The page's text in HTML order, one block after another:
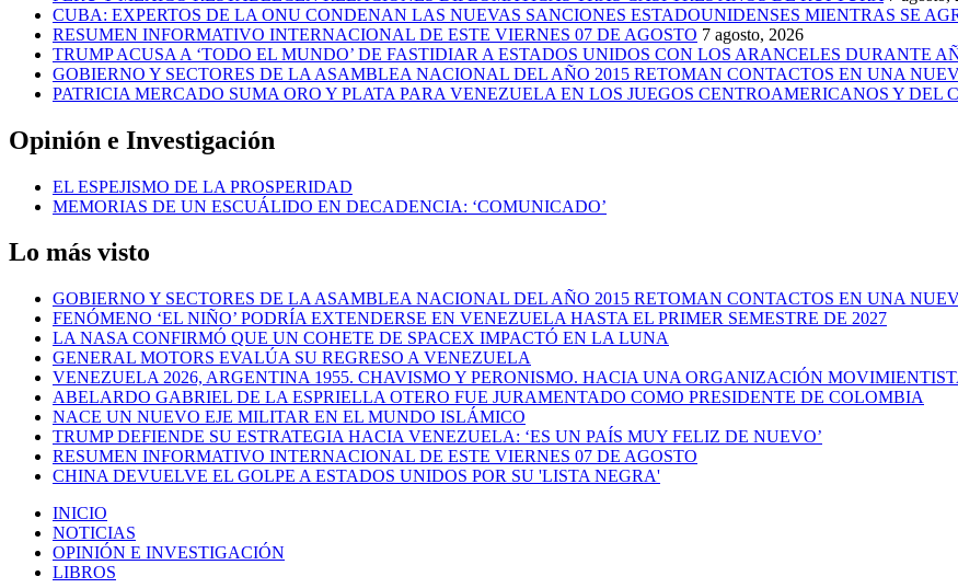
CUBA: EXPERTOS DE LA ONU CONDENAN LAS NUEVAS SANCIONES ESTADOUNIDENSES MIENTRAS SE
RESUMEN INFORMATIVO INTERNACIONAL DE ESTE VIERNES 07 DE AGOSTO 7 agosto, 2026
TRUMP ACUSA A ‘TODO EL MUNDO’ DE FASTIDIAR A ESTADOS UNIDOS CON LOS ARANCELES DURANTE
GOBIERNO Y SECTORES DE LA ASAMBLEA NACIONAL DEL AÑO 2015 RETOMAN CONTACTOS EN UNA
PATRICIA MERCADO SUMA ORO Y PLATA PARA VENEZUELA EN LOS JUEGOS CENTROAMERICANOS Y DEL
Opinión e Investigación
EL ESPEJISMO DE LA PROSPERIDAD
MEMORIAS DE UN ESCUÁLIDO EN DECADENCIA: ‘COMUNICADO’
Lo más visto
GOBIERNO Y SECTORES DE LA ASAMBLEA NACIONAL DEL AÑO 2015 RETOMAN CONTACTOS EN UNA
FENÓMENO ‘EL NIÑO’ PODRÍA EXTENDERSE EN VENEZUELA HASTA EL PRIMER SEMESTRE DE 2027
LA NASA CONFIRMÓ QUE UN COHETE DE SPACEX IMPACTÓ EN LA LUNA
GENERAL MOTORS EVALÚA SU REGRESO A VENEZUELA
VENEZUELA 2026, ARGENTINA 1955. CHAVISMO Y PERONISMO. HACIA UNA ORGANIZACIÓN
ABELARDO GABRIEL DE LA ESPRIELLA OTERO FUE JURAMENTADO COMO PRESIDENTE DE COLOMBIA
NACE UN NUEVO EJE MILITAR EN EL MUNDO ISLÁMICO
TRUMP DEFIENDE SU ESTRATEGIA HACIA VENEZUELA: ‘ES UN PAÍS MUY FELIZ DE NUEVO’
RESUMEN INFORMATIVO INTERNACIONAL DE ESTE VIERNES 07 DE AGOSTO
CHINA DEVUELVE EL GOLPE A ESTADOS UNIDOS POR SU 'LISTA NEGRA'
INICIO
NOTICIAS
OPINIÓN E INVESTIGACIÓN
LIBROS